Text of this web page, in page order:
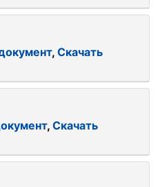
, Скачать
, Скачать